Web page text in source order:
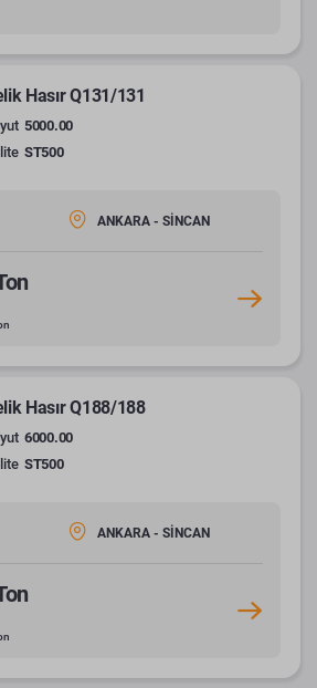
Hasır Q131/131
5000.00
ST500
ANKARA - SİNCAN
Hasır Q188/188
6000.00
ST500
ANKARA - SİNCAN